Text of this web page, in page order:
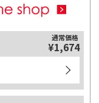
通常価格
¥1,674